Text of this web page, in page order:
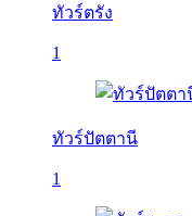
ทัวร์ตรัง
1
ทัวร์ปัตตานี
1